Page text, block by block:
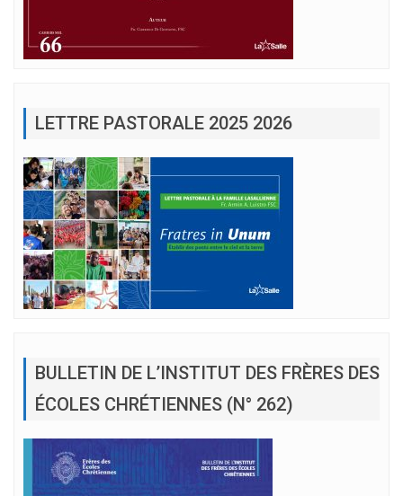
LETTRE PASTORALE 2025 2026
BULLETIN DE L’INSTITUT DES FRÈRES DES
ÉCOLES CHRÉTIENNES (N° 262)